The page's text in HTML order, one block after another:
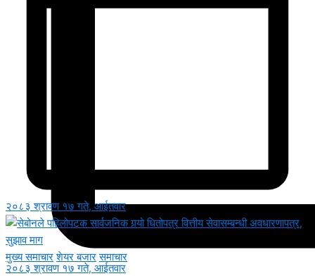
२०८३ श्रावण १७ गते, आईतवार
२०८३ श्रावण १७ गते, आईतवार
मुख्य समाचार शेयर बजार समाचार